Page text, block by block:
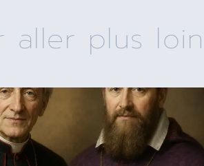
aller plus loin